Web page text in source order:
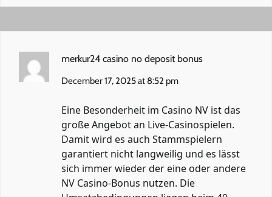
merkur24 casino no deposit bonus
December 17, 2025 at 8:52 pm
Eine Besonderheit im Casino NV ist das
große Angebot an Live-Casinospielen.
Damit wird es auch Stammspielern
garantiert nicht langweilig und es lässt
sich immer wieder der eine oder andere
NV Casino-Bonus nutzen. Die